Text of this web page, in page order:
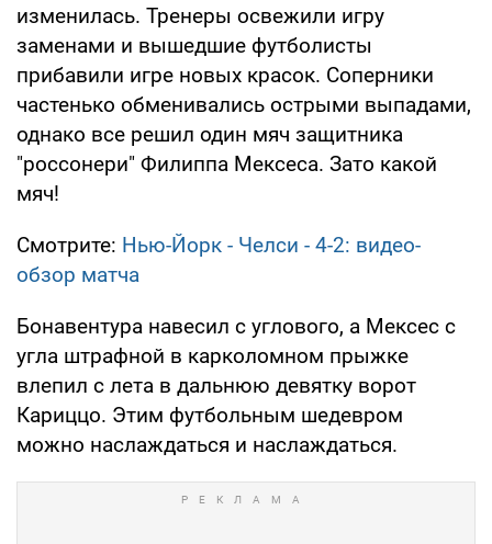
изменилась. Тренеры освежили игру
заменами и вышедшие футболисты
прибавили игре новых красок. Соперники
частенько обменивались острыми выпадами,
однако все решил один мяч защитника
"россонери" Филиппа Мексеса. Зато какой
мяч!
Смотрите: Нью-Йорк - Челси - 4-2: видео-
обзор матча
Бонавентура навесил с углового, а Мексес с
угла штрафной в карколомном прыжке
влепил с лета в дальнюю девятку ворот
Кариццо. Этим футбольным шедевром
можно наслаждаться и наслаждаться.